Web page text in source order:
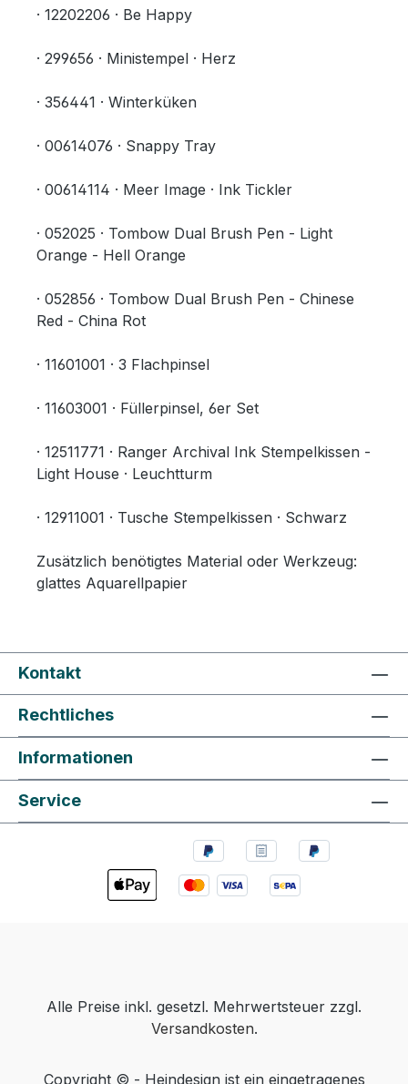
· 12202206 · Be Happy
· 299656 · Ministempel · Herz
· 356441 · Winterküken
· 00614076 · Snappy Tray
· 00614114 · Meer Image · Ink Tickler
· 052025 · Tombow Dual Brush Pen - Light
Orange - Hell Orange
· 052856 · Tombow Dual Brush Pen - Chinese
Red - China Rot
· 11601001 · 3 Flachpinsel
· 11603001 · Füllerpinsel, 6er Set
· 12511771 · Ranger Archival Ink Stempelkissen -
Light House · Leuchtturm
· 12911001 · Tusche Stempelkissen · Schwarz
Zusätzlich benötigtes Material oder Werkzeug:
glattes Aquarellpapier
Kontakt
Rechtliches
Informationen
Service
Alle Preise inkl. gesetzl. Mehrwertsteuer zzgl.
Versandkosten.
Copyright © - Heindesign ist ein eingetragenes